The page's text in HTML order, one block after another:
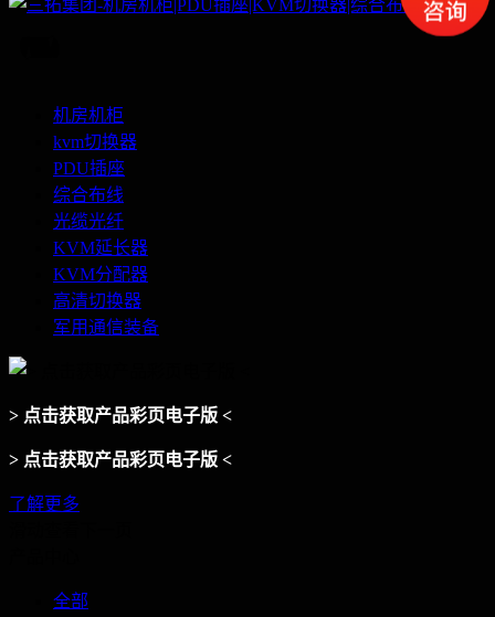
机房机柜
kvm切换器
PDU插座
综合布线
光缆光纤
KVM延长器
KVM分配器
高清切换器
军用通信装备
> 点击获取产品彩页电子版 <
> 点击获取产品彩页电子版 <
了解更多
全部